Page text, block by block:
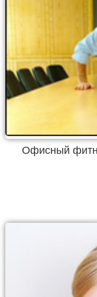
Офисный